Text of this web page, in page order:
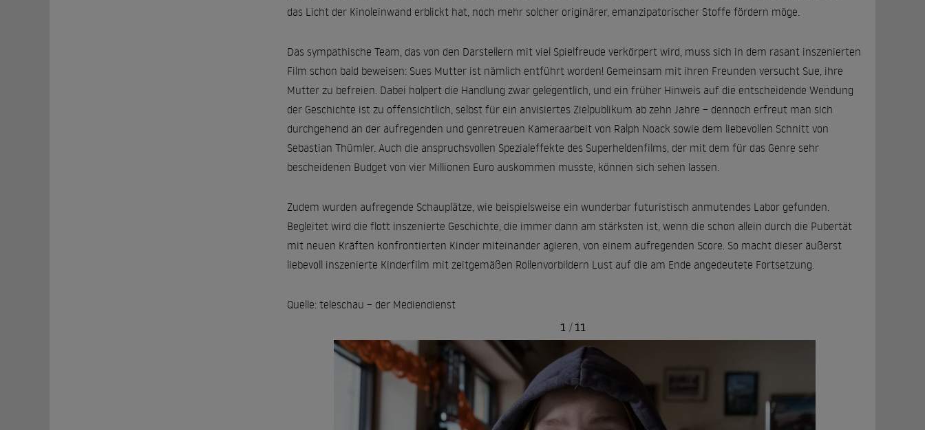
das Licht der Kinoleinwand erblickt hat, noch mehr solcher originärer, emanzipatorischer Stoffe fördern möge.
Das sympathische Team, das von den Darstellern mit viel Spielfreude verkörpert wird, muss sich in dem rasant inszenierten
Film schon bald beweisen: Sues Mutter ist nämlich entführt worden! Gemeinsam mit ihren Freunden versucht Sue, ihre
Mutter zu befreien. Dabei holpert die Handlung zwar gelegentlich, und ein früher Hinweis auf die entscheidende Wendung
der Geschichte ist zu offensichtlich, selbst für ein anvisiertes Zielpublikum ab zehn Jahre – dennoch erfreut man sich
durchgehend an der aufregenden und genretreuen Kameraarbeit von Ralph Noack sowie dem liebevollen Schnitt von
Sebastian Thümler. Auch die anspruchsvollen Spezialeffekte des Superheldenfilms, der mit dem für das Genre sehr
bescheidenen Budget von vier Millionen Euro auskommen musste, können sich sehen lassen.
Zudem wurden aufregende Schauplätze, wie beispielsweise ein wunderbar futuristisch anmutendes Labor gefunden.
Begleitet wird die flott inszenierte Geschichte, die immer dann am stärksten ist, wenn die schon allein durch die Pubertät
mit neuen Kräften konfrontierten Kinder miteinander agieren, von einem aufregenden Score. So macht dieser äußerst
liebevoll inszenierte Kinderfilm mit zeitgemäßen Rollenvorbildern Lust auf die am Ende angedeutete Fortsetzung.
Quelle: teleschau – der Mediendienst
1 / 11